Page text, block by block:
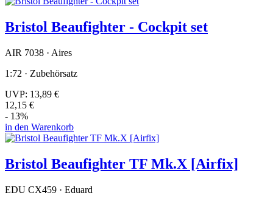
Bristol Beaufighter - Cockpit set
AIR 7038 · Aires
1:72 · Zubehörsatz
UVP: 13,89 €
12,15 €
- 13%
in den Warenkorb
Bristol Beaufighter TF Mk.X [Airfix]
EDU CX459 · Eduard